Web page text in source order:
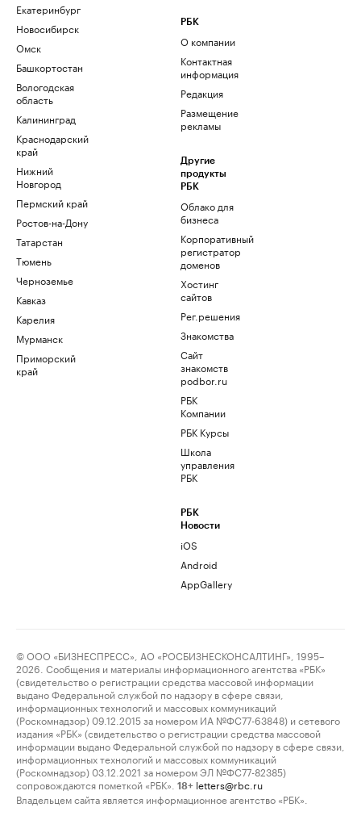
Екатеринбург
Новосибирск
Омск
Башкортостан
Вологодская
область
Калининград
Краснодарский
край
Нижний
Новгород
Пермский край
Ростов-на-Дону
Татарстан
Тюмень
Черноземье
Кавказ
Карелия
Мурманск
Приморский
край
РБК
О компании
Контактная
информация
Редакция
Размещение
рекламы
Другие
продукты
РБК
Облако для
бизнеса
Корпоративный
регистратор
доменов
Хостинг
сайтов
Рег.решения
Знакомства
Сайт
знакомств
podbor.ru
РБК
Компании
РБК Курсы
Школа
управления
РБК
РБК
Новости
iOS
Android
AppGallery
© ООО «БИЗНЕСПРЕСС», АО «РОСБИЗНЕСКОНСАЛТИНГ», 1995–
2026. Сообщения и материалы информационного агентства «РБК»
(свидетельство о регистрации средства массовой информации
выдано Федеральной службой по надзору в сфере связи,
информационных технологий и массовых коммуникаций
(Роскомнадзор) 09.12.2015 за номером ИА №ФС77-63848) и сетевого
издания «РБК» (свидетельство о регистрации средства массовой
информации выдано Федеральной службой по надзору в сфере связи,
информационных технологий и массовых коммуникаций
(Роскомнадзор) 03.12.2021 за номером ЭЛ №ФС77-82385)
сопровождаются пометкой «РБК».
18+ letters@rbc.ru
Владельцем сайта является информационное агентство «РБК».